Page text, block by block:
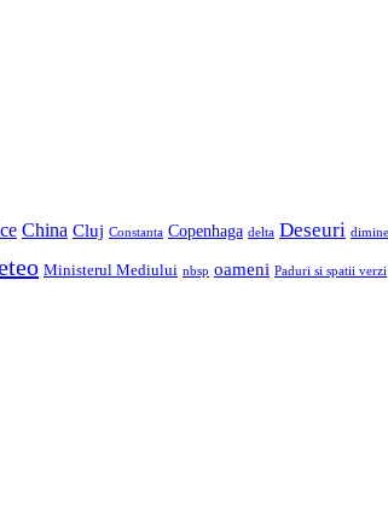
China Cluj Constanta Copenhaga delta Deseuri
Ministerul Mediului nbsp oameni Paduri si spatii verzi